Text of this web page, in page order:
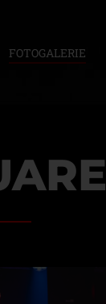
FOTOGALERIE